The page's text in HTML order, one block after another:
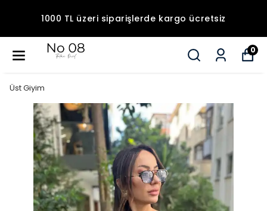
1000 TL üzeri siparişlerde kargo ücretsiz
0
Üst Giyim